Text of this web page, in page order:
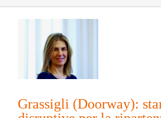
immagine
Grassigli (Doorway):